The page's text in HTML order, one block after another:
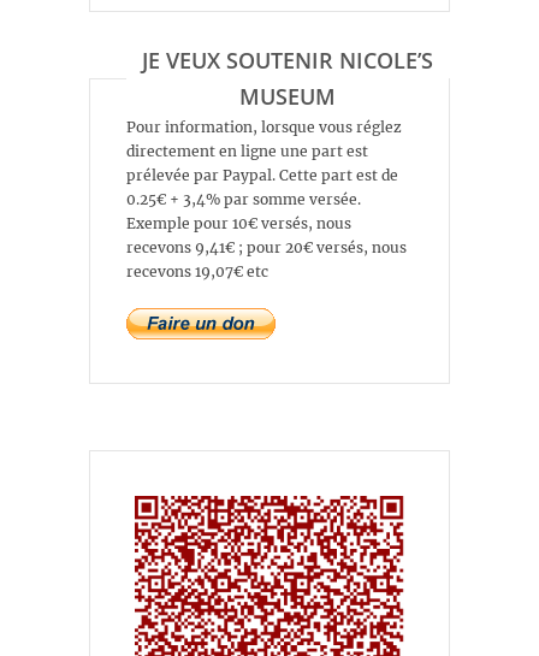
JE VEUX SOUTENIR NICOLE’S
MUSEUM
Pour information, lorsque vous réglez
directement en ligne une part est
prélevée par Paypal. Cette part est de
0.25€ + 3,4% par somme versée.
Exemple pour 10€ versés, nous
recevons 9,41€ ; pour 20€ versés, nous
recevons 19,07€ etc